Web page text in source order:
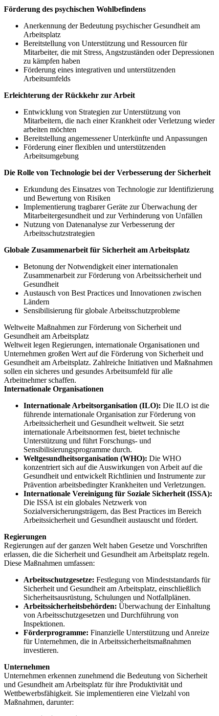
Förderung des psychischen Wohlbefindens
Anerkennung der Bedeutung psychischer Gesundheit am
Arbeitsplatz
Bereitstellung von Unterstützung und Ressourcen für
Mitarbeiter, die mit Stress, Angstzuständen oder Depressionen
zu kämpfen haben
Förderung eines integrativen und unterstützenden
Arbeitsumfelds
Erleichterung der Rückkehr zur Arbeit
Entwicklung von Strategien zur Unterstützung von
Mitarbeitern, die nach einer Krankheit oder Verletzung wieder
arbeiten möchten
Bereitstellung angemessener Unterkünfte und Anpassungen
Förderung einer flexiblen und unterstützenden
Arbeitsumgebung
Die Rolle von Technologie bei der Verbesserung der Sicherheit
Erkundung des Einsatzes von Technologie zur Identifizierung
und Bewertung von Risiken
Implementierung tragbarer Geräte zur Überwachung der
Mitarbeitergesundheit und zur Verhinderung von Unfällen
Nutzung von Datenanalyse zur Verbesserung der
Arbeitsschutzstrategien
Globale Zusammenarbeit für Sicherheit am Arbeitsplatz
Betonung der Notwendigkeit einer internationalen
Zusammenarbeit zur Förderung von Arbeitssicherheit und
Gesundheit
Austausch von Best Practices und Innovationen zwischen
Ländern
Sensibilisierung für globale Arbeitsschutzprobleme
Weltweite Maßnahmen zur Förderung von Sicherheit und
Gesundheit am Arbeitsplatz
Weltweit legen Regierungen, internationale Organisationen und
Unternehmen großen Wert auf die Förderung von Sicherheit und
Gesundheit am Arbeitsplatz. Zahlreiche Initiativen und Maßnahmen
sollen ein sicheres und gesundes Arbeitsumfeld für alle
Arbeitnehmer schaffen.
Internationale Organisationen
Internationale Arbeitsorganisation (ILO): Die ILO ist die
führende internationale Organisation zur Förderung von
Arbeitssicherheit und Gesundheit weltweit. Sie setzt
internationale Arbeitsnormen fest, bietet technische
Unterstützung und führt Forschungs- und
Sensibilisierungsprogramme durch.
Weltgesundheitsorganisation (WHO): Die WHO
konzentriert sich auf die Auswirkungen von Arbeit auf die
Gesundheit und entwickelt Richtlinien und Instrumente zur
Prävention arbeitsbedingter Krankheiten und Verletzungen.
Internationale Vereinigung für Soziale Sicherheit (ISSA):
Die ISSA ist ein globales Netzwerk von
Sozialversicherungsträgern, das Best Practices im Bereich
Arbeitssicherheit und Gesundheit austauscht und fördert.
Regierungen
Regierungen auf der ganzen Welt haben Gesetze und Vorschriften
erlassen, die die Sicherheit und Gesundheit am Arbeitsplatz regeln.
Diese Maßnahmen umfassen:
Arbeitsschutzgesetze: Festlegung von Mindeststandards für
Sicherheit und Gesundheit am Arbeitsplatz, einschließlich
Sicherheitsausrüstung, Schulungen und Notfallplänen.
Arbeitssicherheitsbehörden: Überwachung der Einhaltung
von Arbeitsschutzgesetzen und Durchführung von
Inspektionen.
Förderprogramme: Finanzielle Unterstützung und Anreize
für Unternehmen, die in Arbeitssicherheitsmaßnahmen
investieren.
Unternehmen
Unternehmen erkennen zunehmend die Bedeutung von Sicherheit
und Gesundheit am Arbeitsplatz für ihre Produktivität und
Wettbewerbsfähigkeit. Sie implementieren eine Vielzahl von
Maßnahmen, darunter: